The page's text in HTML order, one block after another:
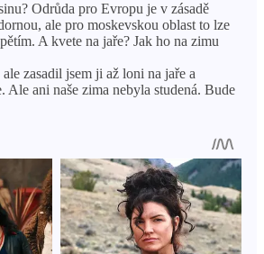
Odrůda pro Evropu je v zásadě
ale pro moskevskou oblast to lze
A kvete na jaře? Jak ho na zimu
zasadil jsem ji až loni na jaře a
Ale ani naše zima nebyla studená. Bude